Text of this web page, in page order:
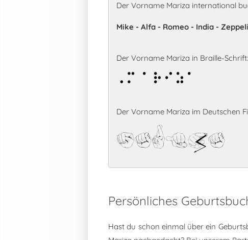
Der Vorname Mariza international
Mike - Alfa - Romeo - India -
Der Vorname Mariza in Braille-Schrift:
Mariza
Der Vorname Mariza im Deutschen
Mariza
Persönliches
Hast du schon einmal über ein